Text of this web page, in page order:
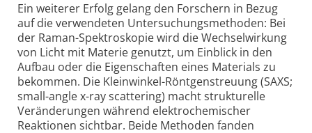
Ein weiterer Erfolg gelang den Forschern in Bezug
auf die verwendeten Untersuchungs­methoden: Bei
der Raman-Spektroskopie wird die Wechselwirkung
von Licht mit Materie genutzt, um Einblick in den
Aufbau oder die Eigenschaften eines Materials zu
bekommen. Die Kleinwinkel-Röntgen­streuung (SAXS;
small-angle x-ray scattering) macht strukturelle
Veränderungen während elektro­chemischer
Reaktionen sichtbar. Beide Methoden fanden